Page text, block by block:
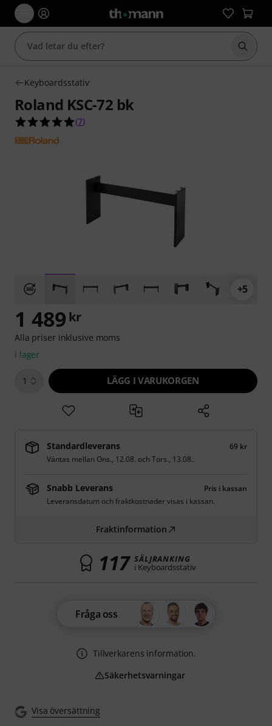
Börja
Keyboardsstativ
Roland KSC-72 bk
5.0 av 5 stjärnor från 7 kundbetyg
(7)
+5
Visa översättning
1 489 kr
Alla priser inklusive moms
i lager
1 LÄGG I VARUKORGEN
Standardleverans
69 kr
Väntas mellan Ons., 12.08. ochTors., 13.08..
Snabb Leverans
Pris i kassan
Leveransdatum och fraktkostnader visas i kassan.
Fraktinformation
117 SÄLJRANKING
i Keyboardsstativ
Fråga oss
Tillverkarens information.
Säkerhetsvarningar